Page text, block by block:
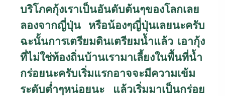
บริโภคกุ้งเราเป็นอันดับต้นๆของโลกเลย
ลองจากญี่ปุ่น หรือน้องๆญี่ปุ่นเลยนะครับ
ฉะนั้นการเตรียมดินเตรียมน้ำแล้ว เอากุ้ง
ที่ไม่ใช่ท้องถิ่นบ้านเรามาเลี้ยงในพื้นที่น้ำ
กร่อยนะครับเริ่มแรกอาจจะมีความเข้ม
ระดับต่ำๆหน่อยนะ แล้วเริ่มมาเป็นกร่อย